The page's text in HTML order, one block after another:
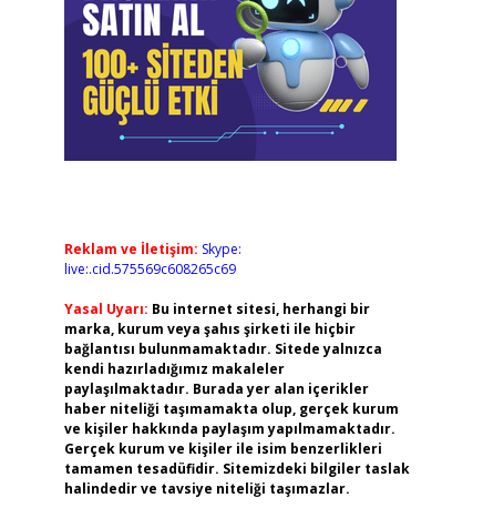
Reklam ve İletişim: Skype:
live:.cid.575569c608265c69
Yasal Uyarı: Bu internet sitesi, herhangi bir
marka, kurum veya şahıs şirketi ile hiçbir
bağlantısı bulunmamaktadır. Sitede yalnızca
kendi hazırladığımız makaleler
paylaşılmaktadır. Burada yer alan içerikler
haber niteliği taşımamakta olup, gerçek kurum
ve kişiler hakkında paylaşım yapılmamaktadır.
Gerçek kurum ve kişiler ile isim benzerlikleri
tamamen tesadüfidir. Sitemizdeki bilgiler taslak
halindedir ve tavsiye niteliği taşımazlar.